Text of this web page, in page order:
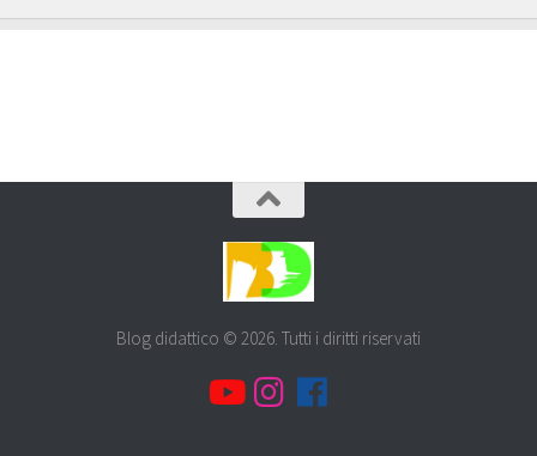
Blog didattico © 2026. Tutti i diritti riservati